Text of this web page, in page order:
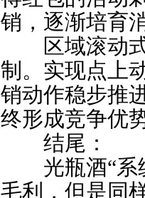
销，逐渐培育
区域滚动式
制。实现点上
销动作稳步推
终形成竞争优
结尾：
光瓶酒“系统
毛利，但是同